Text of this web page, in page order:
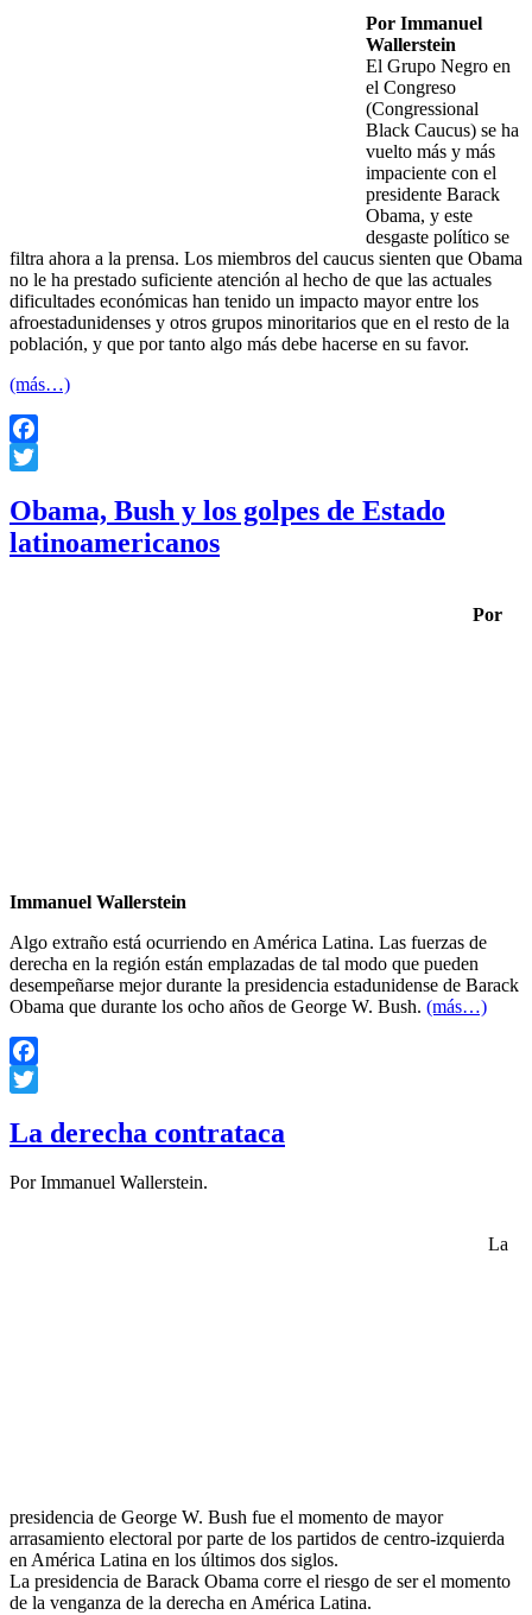
Por Immanuel
Wallerstein
El Grupo Negro en
el Congreso
(Congressional
Black Caucus) se ha
vuelto más y más
impaciente con el
presidente Barack
Obama, y este
desgaste político se
filtra ahora a la prensa. Los miembros del caucus sienten que Obama
no le ha prestado suficiente atención al hecho de que las actuales
dificultades económicas han tenido un impacto mayor entre los
afroestadunidenses y otros grupos minoritarios que en el resto de la
población, y que por tanto algo más debe hacerse en su favor.
(más…)
Facebook
Obama, Bush y los golpes de Estado
latinoamericanos
Por
Immanuel Wallerstein
Algo extraño está ocurriendo en América Latina. Las fuerzas de
derecha en la región están emplazadas de tal modo que pueden
desempeñarse mejor durante la presidencia estadunidense de Barack
Obama que durante los ocho años de George W. Bush. (más…)
Facebook
La derecha contrataca
Por Immanuel Wallerstein.
La
presidencia de George W. Bush fue el momento de mayor
arrasamiento electoral por parte de los partidos de centro-izquierda
en América Latina en los últimos dos siglos.
La presidencia de Barack Obama corre el riesgo de ser el momento
de la venganza de la derecha en América Latina.